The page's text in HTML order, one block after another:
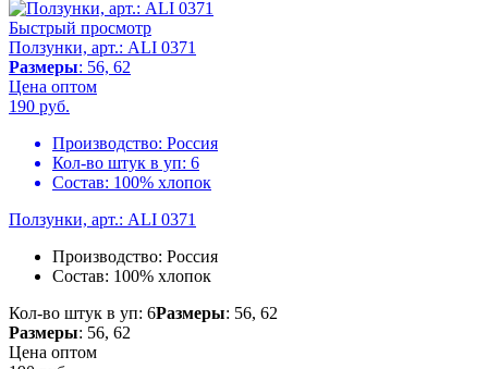
Быстрый просмотр
Ползунки, арт.: ALI 0371
Размеры: 56, 62
Цена оптом
190 руб.
Производство: Россия
Кол-во штук в уп: 6
Состав: 100% хлопок
Ползунки, арт.: ALI 0371
Производство: Россия
Состав: 100% хлопок
Кол-во штук в уп: 6Размеры: 56, 62
Размеры: 56, 62
Цена оптом